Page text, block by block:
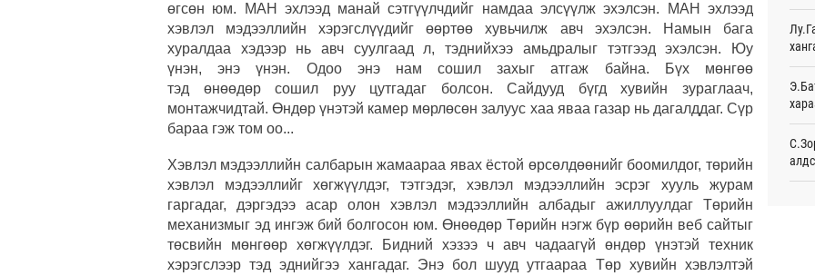
өгсөн юм. МАН эхлээд манай сэтгүүлчдийг намдаа элсүүлж эхэлсэн. МАН эхлээд
хэвлэл мэдээллийн хэрэгслүүдийг өөртөө хувьчилж авч эхэлсэн. Намын бага
хуралдаа хэдээр нь авч суулгаад л, тэднийхээ амьдралыг тэтгээд эхэлсэн. Юу
үнэн, энэ үнэн. Одоо энэ нам сошил захыг атгаж байна. Бүх мөнгөө
тэд өнөөдөр сошил руу цутгадаг болсон. Сайдууд бүгд хувийн зураглаач,
монтажчидтай. Өндөр үнэтэй камер мөрлөсөн залуус хаа яваа газар нь дагалддаг. Сүр
бараа гэж том оо...
Хэвлэл мэдээллийн салбарын жамаараа явах ёстой өрсөлдөөнийг боомилдог, төрийн
хэвлэл мэдээллийг хөгжүүлдэг, тэтгэдэг, хэвлэл мэдээллийн эсрэг хууль журам
гаргадаг, дэргэдээ асар олон хэвлэл мэдээллийн албадыг ажиллуулдаг Төрийн
механизмыг эд ингэж бий болгосон юм. Өнөөдөр Төрийн нэгж бүр өөрийн веб сайтыг
төсвийн мөнгөөр хөгжүүлдэг. Бидний хэзээ ч авч чадаагүй өндөр үнэтэй техник
хэрэгслээр тэд эднийгээ хангадаг. Энэ бол шууд утгаараа Төр хувийн хэвлэлтэй